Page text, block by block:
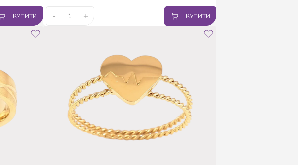
КУПИТИ - + КУПИТИ